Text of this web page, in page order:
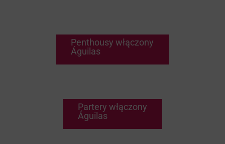
Penthousy włączony
Águilas
Partery włączony
Águilas